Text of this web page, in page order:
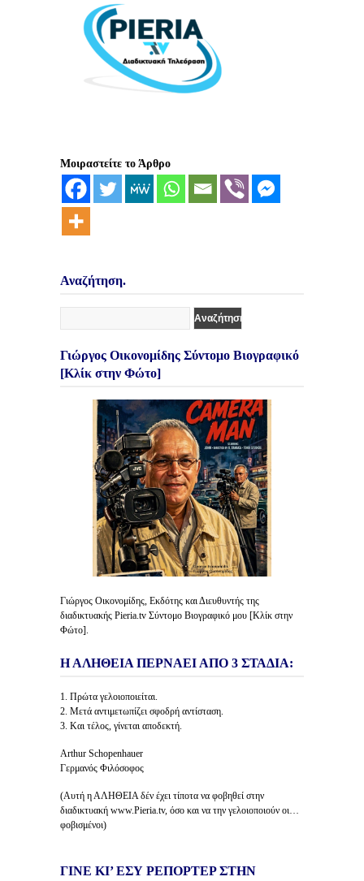
Μοιραστείτε το Άρθρο
Αναζήτηση.
Γιώργος Οικονομίδης Σύντομο Βιογραφικό
[Κλίκ στην Φώτο]
Γιώργος Οικονομίδης, Εκδότης και Διευθυντής της
διαδικτυακής Pieria.tv Σύντομο Βιογραφικό μου [Κλίκ στην
Φώτο].
Η ΑΛΗΘΕΙΑ ΠΕΡΝΑΕΙ ΑΠΟ 3 ΣΤΑΔΙΑ:
1. Πρώτα γελοιοποιείται.
2. Μετά αντιμετωπίζει σφοδρή αντίσταση.
3. Και τέλος, γίνεται αποδεκτή.
Arthur Schopenhauer
Γερμανός Φιλόσοφος
(Αυτή η ΑΛΗΘΕΙΑ δέν έχει τίποτα να φοβηθεί στην
διαδικτυακή www.Pieria.tv, όσο και να την γελοιοποιούν οι…
φοβισμένοι)
ΓΙΝΕ ΚΙ’ ΕΣΥ ΡΕΠΟΡΤΕΡ ΣΤΗΝ